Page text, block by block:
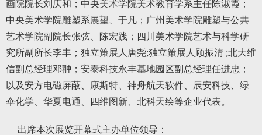
画院院长刘庆和；中央美术学院美术教育学系主任陈淑霞；
中央美术学院雕塑系展望、于凡；广州美术学院雕塑与公共
艺术学院副院长张弦、陈宏践；四川美术学院艺术与科学研
究所副所长李丰；独立策展人唐尧;独立策展人顾振清 ;北大维
信副总经理邓翀；安泰科技永丰基地园区副总经理任进忠；
以及安方电磁屏蔽、康斯特、神舟航天软件、辰安科技、绿
伞化学、华夏电通、四维图新、北科天绘等企业代表。
出席本次展览开幕式主办单位领导：